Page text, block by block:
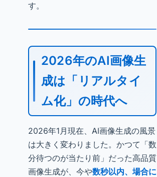
す。
2026年のAI画像生
成は「リアルタイ
ム化」の時代へ
2026年1月現在、AI画像生成の風景
は大きく変わりました。かつて「数
分待つのが当たり前」だった高品質
画像生成が、今や数秒以内、場合に